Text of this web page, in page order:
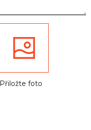
Přiložte foto